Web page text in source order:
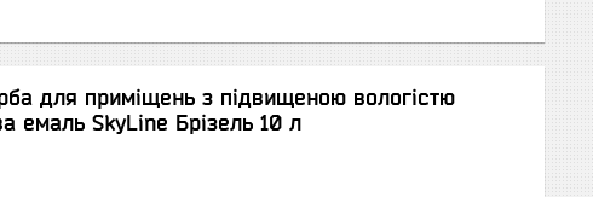
для приміщень з підвищеною вологістю
емаль SkyLine Брізель 10 л